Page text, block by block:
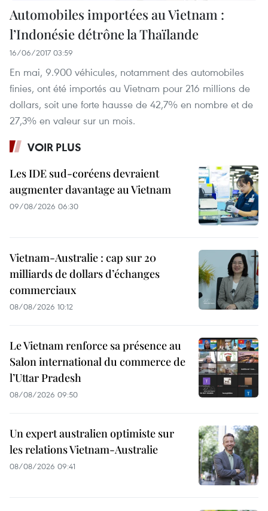
Automobiles importées au Vietnam :
l’Indonésie détrône la Thaïlande
16/06/2017 03:59
En mai, 9.900 véhicules, notamment des automobiles
finies, ont été importés au Vietnam pour 216 millions de
dollars, soit une forte hausse de 42,7% en nombre et de
27,3% en valeur sur un mois.
VOIR PLUS
Les IDE sud-coréens devraient
augmenter davantage au Vietnam
09/08/2026 06:30
Vietnam-Australie : cap sur 20
milliards de dollars d’échanges
commerciaux
08/08/2026 10:12
Le Vietnam renforce sa présence au
Salon international du commerce de
l’Uttar Pradesh
08/08/2026 09:50
Un expert australien optimiste sur
les relations Vietnam-Australie
08/08/2026 09:41